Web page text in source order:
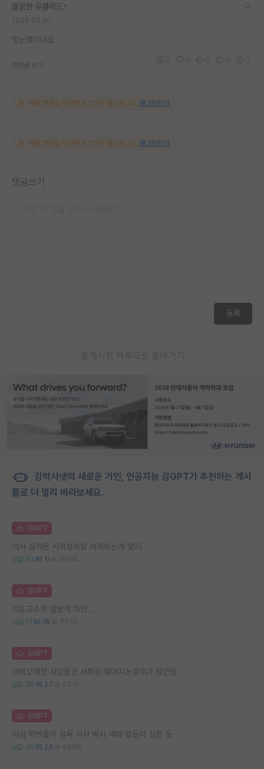
깔끔한 유클리드
맞는말이네요
대댓글 쓰기
해당 댓글을 보려면 로그인이 필요합니다. 로그인하기
해당 댓글을 보려면 로그인이 필요합니다. 로그인하기
댓글쓰기
등록
게시판 목록으로 돌아가기
김박사넷의 새로운 거인, 인공지능 김GPT가 추천하는 게시
물로 더 멀리 바라보세요.
김GPT
석사 실적은 사회성이랑 비례하는게 맞지
54 11 9894
김GPT
지도교수의 일방적 차단...
17 16 7559
김GPT
석박오래한 사람들은 사회성 떨어지는경우가 많은듯
38 27 6716
김GPT
지금 학번들이 유독 석사 박사 세대 갈등이 심한 듯
39 24 6668